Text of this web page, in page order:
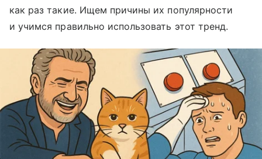
как раз такие. Ищем причины их популярности
и учимся правильно использовать этот тренд.